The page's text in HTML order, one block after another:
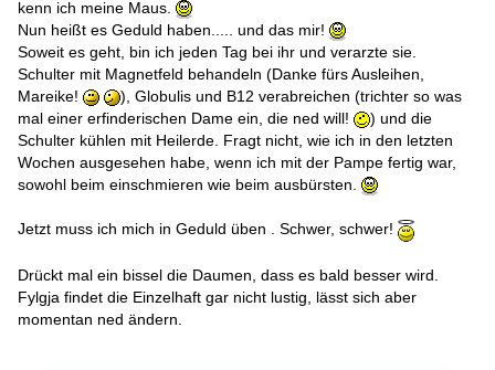
kenn ich meine Maus.
Nun heißt es Geduld haben..... und das mir!
Soweit es geht, bin ich jeden Tag bei ihr und verarzte sie.
Schulter mit Magnetfeld behandeln (Danke fürs Ausleihen,
Mareike!
), Globulis und B12 verabreichen (trichter so was
mal einer erfinderischen Dame ein, die ned will!
) und die
Schulter kühlen mit Heilerde. Fragt nicht, wie ich in den letzten
Wochen ausgesehen habe, wenn ich mit der Pampe fertig war,
sowohl beim einschmieren wie beim ausbürsten.
Jetzt muss ich mich in Geduld üben . Schwer, schwer!
Drückt mal ein bissel die Daumen, dass es bald besser wird.
Fylgja findet die Einzelhaft gar nicht lustig, lässt sich aber
momentan ned ändern.